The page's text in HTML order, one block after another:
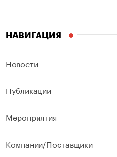
НАВИГАЦИЯ
Новости
Публикации
Мероприятия
Компании/Поставщики